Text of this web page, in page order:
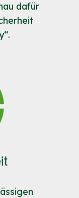
dafür